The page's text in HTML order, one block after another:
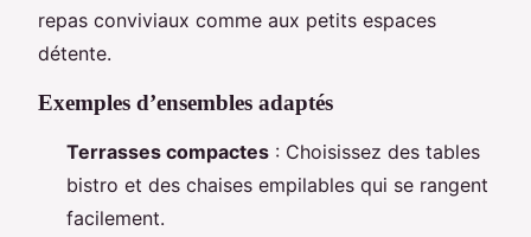
repas conviviaux comme aux petits espaces
détente.
Exemples d’ensembles adaptés
Terrasses compactes : Choisissez des tables
bistro et des chaises empilables qui se rangent
facilement.